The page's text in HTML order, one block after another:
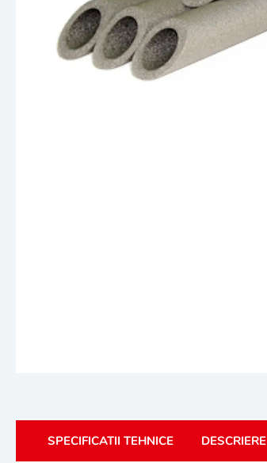
SPECIFICATII TEHNICE DESCRIERE